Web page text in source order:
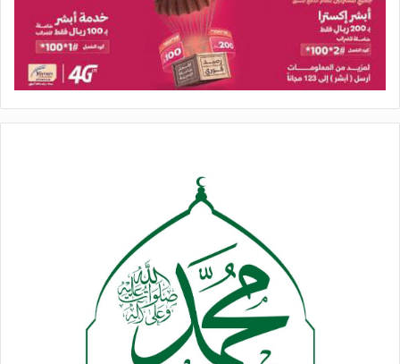
وشدد الناطق باسم حركة الجهاد الإسلامي في فلسطين، على أنّ
“من يظن أن روح السيد الخامنئي قد غابت فهو واهم، فالمقاومة في
لبنان وفلسطين تزداد اقتدارًا يومًا بعد يوم، والمسيرة ماضية،
وارتباطنا بحقنا في أرضنا ومقدساتنا ثابت لا يتزعزع”.
وأكمل: “هذه الدماء الغالية، على الرغم مما تتركه في القلوب من
وشاركت حركة المقاومة الإسلامية “حماس”، رفقة الفصائل
الفلسطينية، في وداع وتشييع المرشد الإيراني الأعلى قائد الأمة
الشهيد علي الخامنئي، بعد وصول وفد الحركة إلى العاصمة الإيرانية
وأكدت الفصائل الفلسطينية، خلال مشاركتها في مراسم الوداع، على
تقديرها لمواقف الراحل في دعم القضية الفلسطينية وحقوق الشعب